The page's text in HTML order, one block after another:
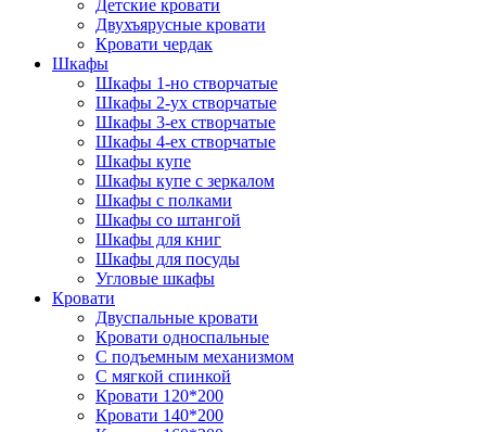
Детские кровати
Двухъярусные кровати
Кровати чердак
Шкафы
Шкафы 1-но створчатые
Шкафы 2-ух створчатые
Шкафы 3-ех створчатые
Шкафы 4-ех створчатые
Шкафы купе
Шкафы купе с зеркалом
Шкафы с полками
Шкафы со штангой
Шкафы для книг
Шкафы для посуды
Угловые шкафы
Кровати
Двуспальные кровати
Кровати односпальные
С подъемным механизмом
С мягкой спинкой
Кровати 120*200
Кровати 140*200